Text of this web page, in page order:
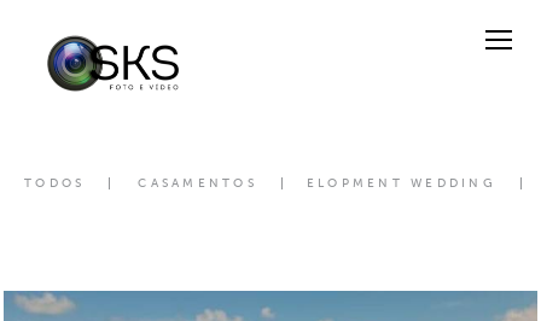
TODOS CASAMENTOS ELOPMENT WEDDING